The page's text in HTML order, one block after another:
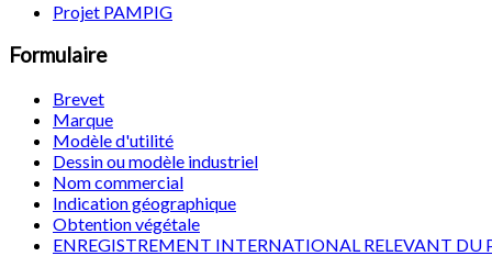
Projet PAMPIG
Formulaire
Brevet
Marque
Modèle d'utilité
Dessin ou modèle industriel
Nom commercial
Indication géographique
Obtention végétale
ENREGISTREMENT INTERNATIONAL RELEVANT DU